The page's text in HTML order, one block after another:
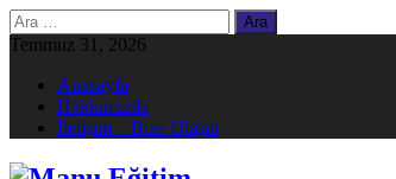
Arama:
Temmuz 31, 2026
Anasayfa
Hakkımızda
İletişim – Bize Ulaşın